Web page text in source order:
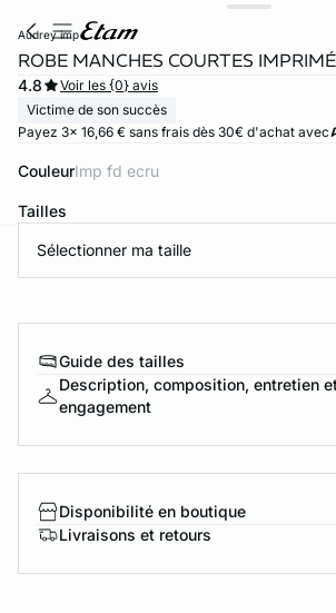
audrey imp
ROBE MANCHES COURTES
4.8
Voir les {0} avis
Victime de son succès
Payez 3x 16,66 € sans frais dès 30€ d'achat avec
Couleur imp fd ecru
Tailles
Sélectionner ma taille
Guide des tailles
Description, composition, entretien
engagement
Disponibilité en boutique
Livraisons et retours